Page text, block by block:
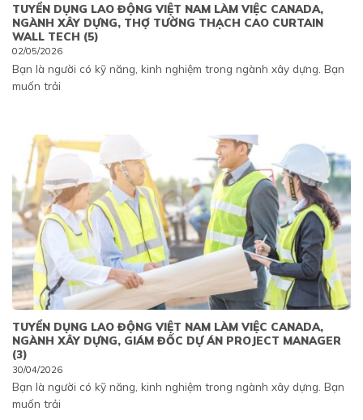
TUYỂN DỤNG LAO ĐỘNG VIỆT NAM LÀM VIỆC CANADA,
NGÀNH XÂY DỰNG, THỢ TƯỜNG THẠCH CAO CURTAIN
WALL TECH (5)
02/05/2026
Bạn là người có kỹ năng, kinh nghiệm trong ngành xây dựng. Bạn
muốn trải
TUYỂN DỤNG LAO ĐỘNG VIỆT NAM LÀM VIỆC CANADA,
NGÀNH XÂY DỰNG, GIÁM ĐỐC DỰ ÁN PROJECT MANAGER
(3)
30/04/2026
Bạn là người có kỹ năng, kinh nghiệm trong ngành xây dựng. Bạn
muốn trải